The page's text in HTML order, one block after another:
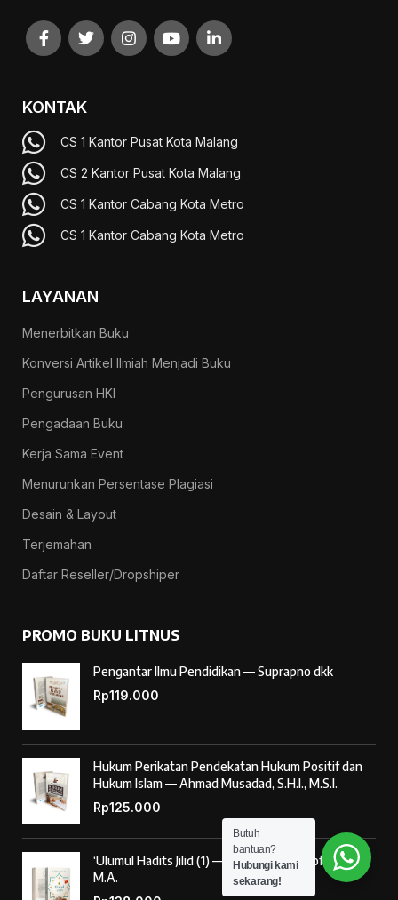
KONTAK
CS 1 Kantor Pusat Kota Malang
CS 2 Kantor Pusat Kota Malang
CS 1 Kantor Cabang Kota Metro
CS 1 Kantor Cabang Kota Metro
LAYANAN
Menerbitkan Buku
Konversi Artikel Ilmiah Menjadi Buku
Pengurusan HKI
Pengadaan Buku
Kerja Sama Event
Menurunkan Persentase Plagiasi
Desain & Layout
Terjemahan
Daftar Reseller/Dropshiper
PROMO BUKU LITNUS
Pengantar Ilmu Pendidikan — Suprapno dkk
Rp119.000
Hukum Perikatan Pendekatan Hukum Positif dan
Hukum Islam — Ahmad Musadad, S.H.I., M.S.I.
Rp125.000
‘Ulumul Hadits Jilid (1) — Dr. Nur Baety Sofyan, Lc.,
M.A.
Butuh
bantuan?
Hubungi kami
sekarang!